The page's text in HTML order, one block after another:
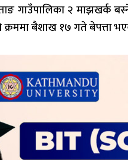
गाउँपालिका २ माझखर्क
बैशाख १७ गते बेपत्ता